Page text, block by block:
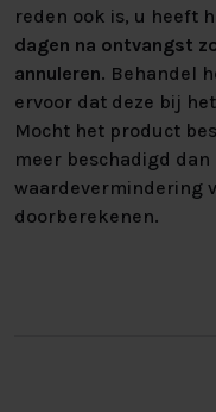
reden ook is, u heeft
dagen na ontvangst
annuleren. Behandel
ervoor dat deze bij
Mocht het product
meer beschadigd
waardevermindering
doorberekenen.